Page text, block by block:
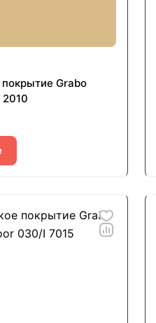
Grabo